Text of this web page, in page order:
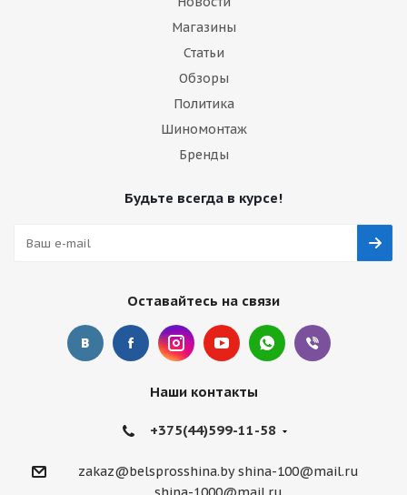
Магазины
Статьи
Обзоры
Политика
Шиномонтаж
Бренды
Будьте всегда в курсе!
Оставайтесь на связи
Наши контакты
+375(44)599-11-58
zakaz@belsprosshina.by shina-100@mail.ru